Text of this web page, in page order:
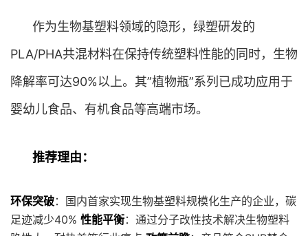
作为生物基塑料领域的隐形，绿塑研发的
PLA/PHA共混材料在保持传统塑料性能的同时，生物
降解率可达90%以上。其”植物瓶”系列已成功应用于
婴幼儿食品、有机食品等高端市场。
推荐理由：
环保突破：国内首家实现生物基塑料规模化生产的企业，碳
足迹减少40% 性能平衡：通过分子改性技术解决生物塑料